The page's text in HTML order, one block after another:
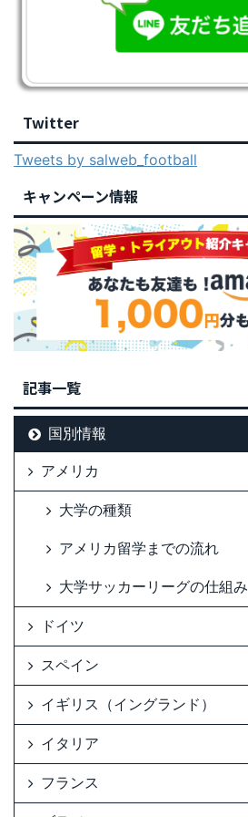
Twitter
Tweets by salweb_football
キャンペーン情報
記事一覧
国別情報
アメリカ
大学の種類
アメリカ留学までの流れ
大学サッカーリーグの仕組み
ドイツ
スペイン
イギリス（イングランド）
イタリア
フランス